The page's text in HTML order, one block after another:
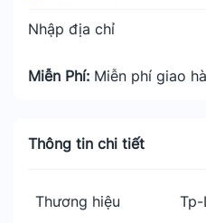
Nhập địa chỉ
Miễn Phí: Miễn phí giao
Thông tin chi tiết
Thương hiệu